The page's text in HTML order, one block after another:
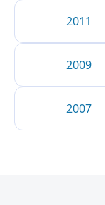
2011
2009
2007